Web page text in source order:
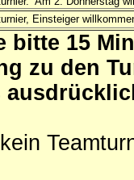
Einsteiger
bitte 15
zu den